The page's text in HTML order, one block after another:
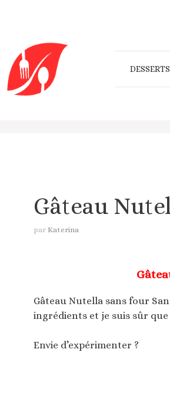
DESSERTS
Gâteau
par Katerina
Gâteau Nutella sans four
ingrédients et je suis sûr que
Envie d’expérimenter ?